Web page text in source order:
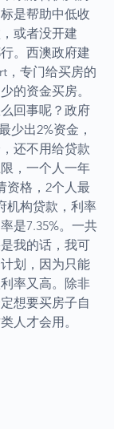
是帮助中低收
或者没开建
。西澳政府建
，专门给买房的
的资金买房。
回事呢？政府
少出2%资金，
还不用给贷款
，一个人一年
资格，2个人最
机构贷款，利率
是7.35%。一共
我的话，我可
划，因为只能
率又高。除非
想要买房子自
人才会用。